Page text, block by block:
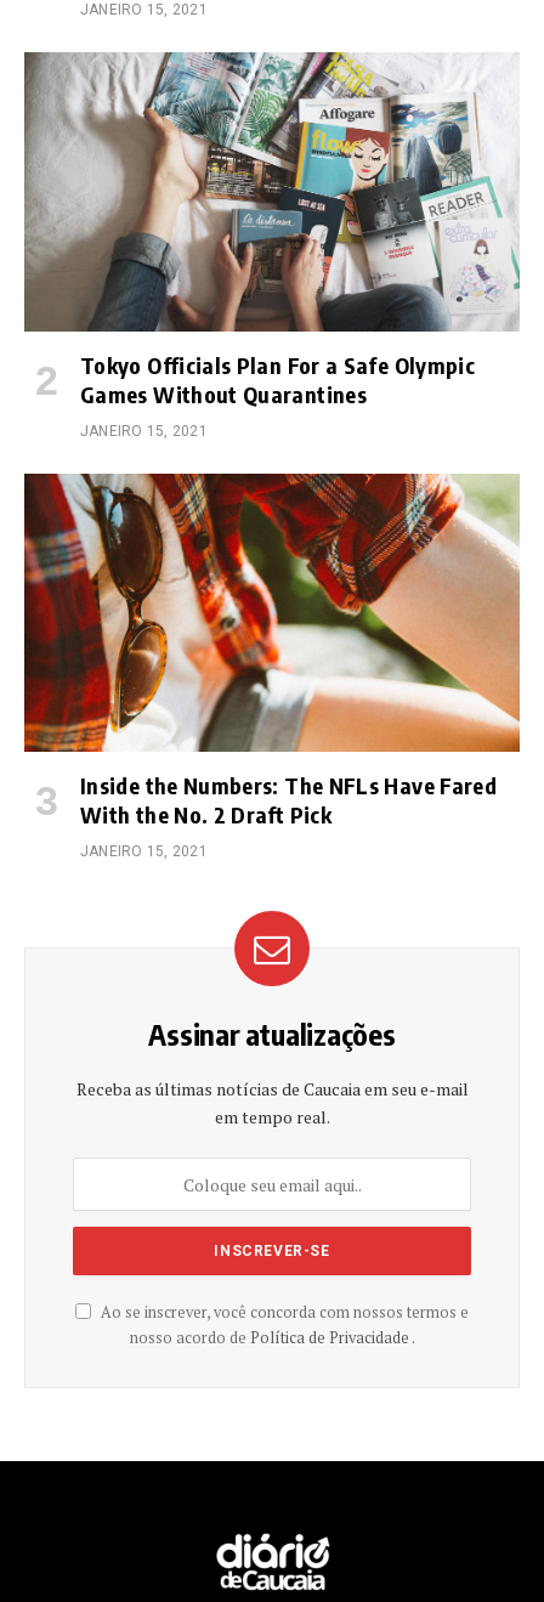
JANEIRO 15, 2021
Tokyo Officials Plan For a Safe Olympic
Games Without Quarantines
JANEIRO 15, 2021
Inside the Numbers: The NFLs Have Fared
With the No. 2 Draft Pick
JANEIRO 15, 2021
Assinar atualizações
Receba as últimas notícias de Caucaia em seu e-mail
em tempo real.
Ao se inscrever, você concorda com nossos termos e
nosso acordo de Política de Privacidade .